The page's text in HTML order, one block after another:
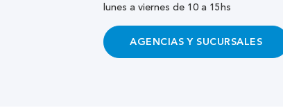
lunes a viernes de 10 a 15hs
AGENCIAS Y SUCURSALES